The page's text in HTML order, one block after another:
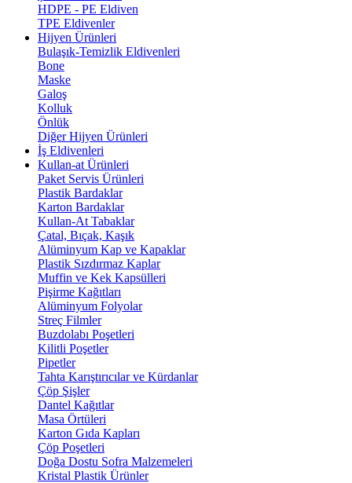
HDPE - PE Eldiven
TPE Eldivenler
Hijyen Ürünleri
Bulaşık-Temizlik Eldivenleri
Bone
Maske
Galoş
Kolluk
Önlük
Diğer Hijyen Ürünleri
İş Eldivenleri
Kullan-at Ürünleri
Paket Servis Ürünleri
Plastik Bardaklar
Karton Bardaklar
Kullan-At Tabaklar
Çatal, Bıçak, Kaşık
Alüminyum Kap ve Kapaklar
Plastik Sızdırmaz Kaplar
Muffin ve Kek Kapsülleri
Pişirme Kağıtları
Alüminyum Folyolar
Streç Filmler
Buzdolabı Poşetleri
Kilitli Poşetler
Pipetler
Tahta Karıştırıcılar ve Kürdanlar
Çöp Şişler
Dantel Kağıtlar
Masa Örtüleri
Karton Gıda Kapları
Çöp Poşetleri
Doğa Dostu Sofra Malzemeleri
Kristal Plastik Ürünler